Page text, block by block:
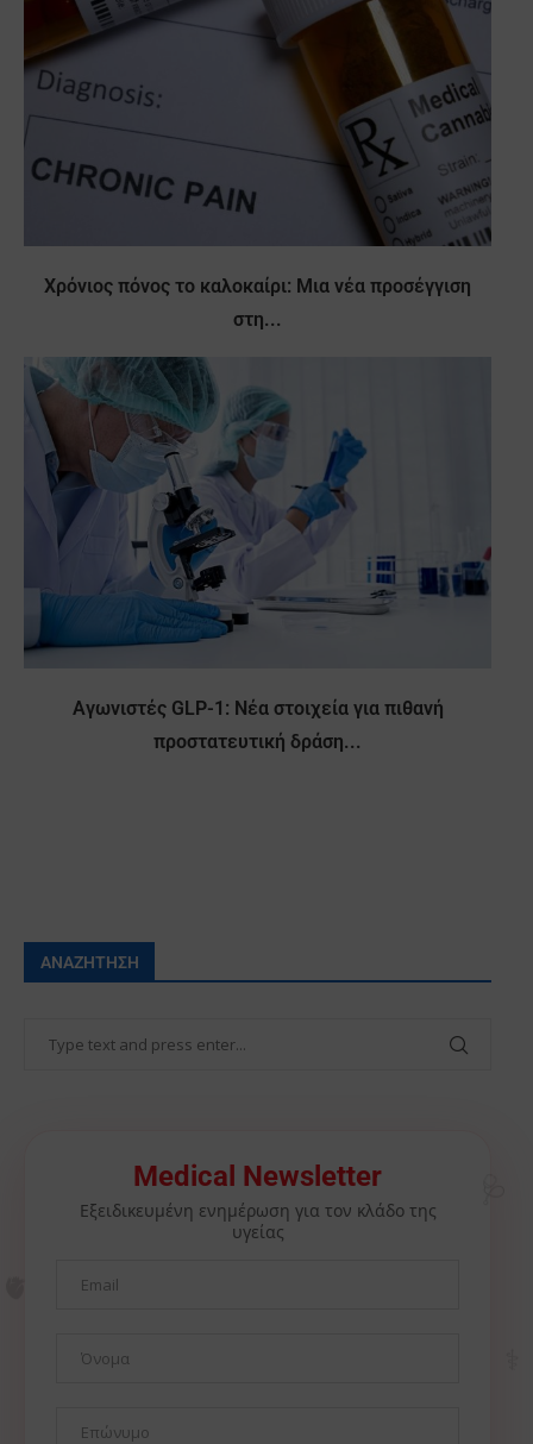
Χρόνιος πόνος το καλοκαίρι: Μια νέα προσέγγιση
στη...
Αγωνιστές GLP-1: Νέα στοιχεία για πιθανή
προστατευτική δράση...
ΑΝΑΖΉΤΗΣΗ
Medical Newsletter
Εξειδικευμένη ενημέρωση για τον κλάδο της
υγείας